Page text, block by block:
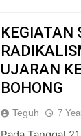
KEGIATAN
UJARAN
BOHONG
Teguh 7